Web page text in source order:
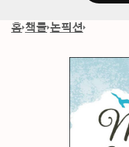
홈 책들 논픽션